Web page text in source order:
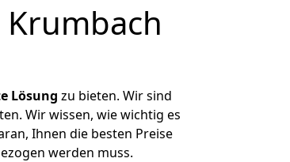
Lösung zu bieten. Wir sind
Wir wissen, wie wichtig es
Ihnen die besten Preise
werden muss.